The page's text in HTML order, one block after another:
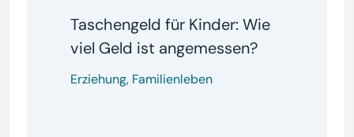
Taschengeld für Kinder: Wie
viel Geld ist angemessen?
Erziehung, Familienleben